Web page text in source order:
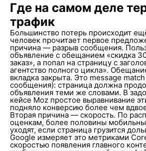
Где на самом деле
трафик
Большинство потерь происходит
человек прочитает первое
причина — разрыв сообщения.
объявление с обещанием «скидка
заказ», а попал на страницу с
агентство полного цикла».
вкладка закрыта. Это message
сообщения): страница должна
объявления теми же словами. В
кейсе Moz простое выравнивание
подняло конверсию более чем
Вторая причина — скорость. По
оценкам, более половины
уходят, если страница грузится
Google измеряет это метриками
скоростью появления главного